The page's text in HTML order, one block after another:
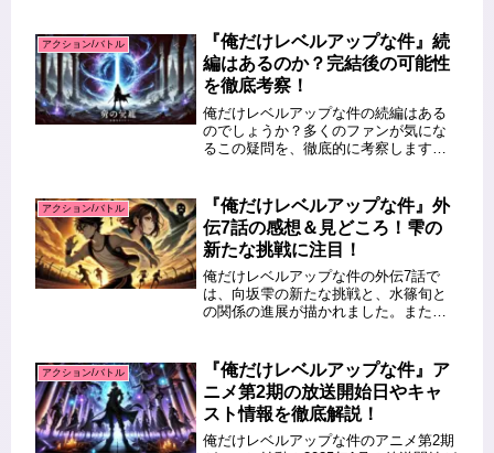
解説します！この記事を読むとわかる
こと 『俺だけレベルアップな件』の
最...
アクション/バトル
『俺だけレベルアップな件』続
編はあるのか？完結後の可能性
を徹底考察！
俺だけレベルアップな件の続編はある
のでしょうか？多くのファンが気にな
るこの疑問を、徹底的に考察します。
ミックス展開が進めば、新たなシリー
ズが生まれる可能性もあります。で
は、...
アクション/バトル
『俺だけレベルアップな件』外
伝7話の感想＆見どころ！雫の
新たな挑戦に注目！
俺だけレベルアップな件の外伝7話で
は、向坂雫の新たな挑戦と、水篠旬と
の関係の進展が描かれました。また、
明らかになります。本編ではあまり語
られなかった恋愛要素や、影の世界の
新...
アクション/バトル
『俺だけレベルアップな件』ア
ニメ第2期の放送開始日やキャ
スト情報を徹底解説！
俺だけレベルアップな件のアニメ第2期